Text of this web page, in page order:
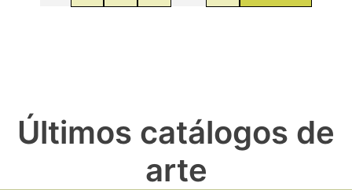
Últimos catálogos de
arte